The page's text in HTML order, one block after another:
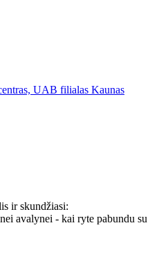
UAB filialas Kaunas
ir skundžiasi:
avalynei - kai ryte pabundu su